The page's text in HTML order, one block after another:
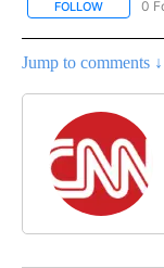
FOLLOW FOLLOW
0
Jump to comments ↓